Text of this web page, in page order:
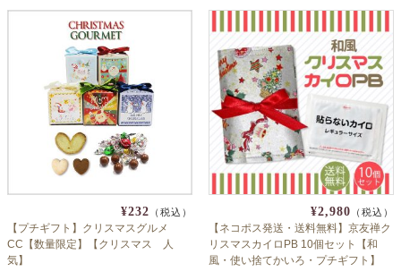
¥232 （税込）
【プチギフト】クリスマスグルメ
CC【数量限定】【クリスマス 人
気】
¥2,980 （税込）
【ネコポス発送・送料無料】京友禅ク
リスマスカイロPB 10個セット【和
風・使い捨てかいろ・プチギフト】